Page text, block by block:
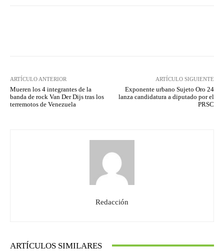
ARTÍCULO ANTERIOR
Mueren los 4 integrantes de la
banda de rock Van Der Dijs tras los
terremotos de Venezuela
ARTÍCULO SIGUIENTE
Exponente urbano Sujeto Oro 24
lanza candidatura a diputado por el
PRSC
Redacción
ARTÍCULOS SIMILARES